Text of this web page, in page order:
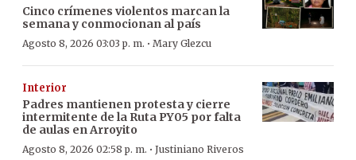
Cinco crímenes violentos marcan la
semana y conmocionan al país
Agosto 8, 2026 03:03 p. m. · Mary Glezcu
Interior
Padres mantienen protesta y cierre
intermitente de la Ruta PY05 por falta
de aulas en Arroyito
Agosto 8, 2026 02:58 p. m. · Justiniano Riveros